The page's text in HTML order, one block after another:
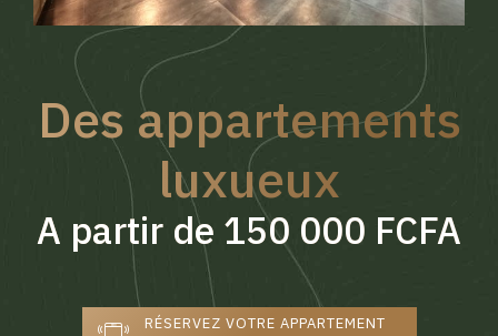
Des appartements
luxueux
A partir de 150 000 FCFA
RÉSERVEZ VOTRE APPARTEMENT